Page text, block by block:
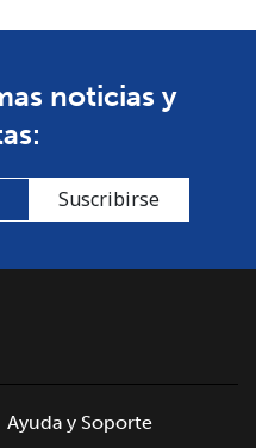
noticias y
Suscribirse
Ayuda y Soporte